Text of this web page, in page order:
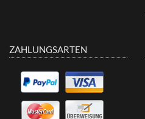
ZAHLUNGSARTEN